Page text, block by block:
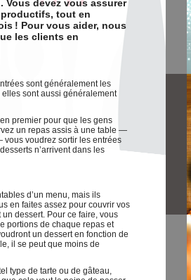
Vous devez vous assurer
tout en
! Pour vous aider, nous
les clients en
sont généralement les
sont aussi généralement
premier pour que les gens
un repas assis à une table —
voudrez sortir les entrées
n’arrivent dans les
d’un menu, mais ils
en faites assez pour couvrir vos
dessert. Pour ce faire, vous
portions de chaque repas et
un dessert en fonction de
il se peut que moins de
type de tarte ou de gâteau,